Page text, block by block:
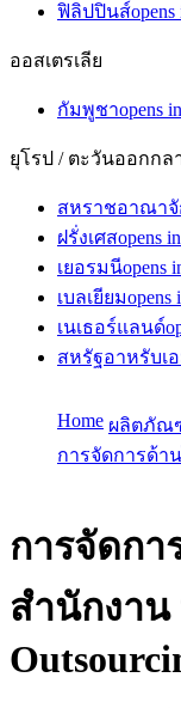
ฟิลิปปินส์opens
ออสเตรเลีย
กัมพูชาopens
ยุโรป / ตะวันออกกล
สหราชอาณาจั
ฝรั่งเศสopens
เยอรมนีopens
เบลเยียมopens
เนเธอร์แลนด์
สหรัฐอาหรับเ
Home ผลิตภัณ
การจัดการด้า
การจัดกา
สำนักงาน